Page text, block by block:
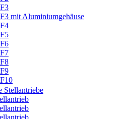
mit Aluminiumgehäuse
Stellantriebe